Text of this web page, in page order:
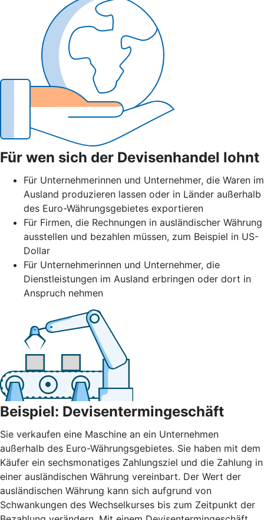
Für wen sich der Devisenhandel lohnt
Für Unternehmerinnen und Unternehmer, die Waren im
Ausland produzieren lassen oder in Länder außerhalb
des Euro-Währungsgebietes exportieren
Für Firmen, die Rechnungen in ausländischer Währung
ausstellen und bezahlen müssen, zum Beispiel in US-
Dollar
Für Unternehmerinnen und Unternehmer, die
Dienstleistungen im Ausland erbringen oder dort in
Anspruch nehmen
Beispiel: Devisentermingeschäft
Sie verkaufen eine Maschine an ein Unternehmen
außerhalb des Euro-Währungsgebietes. Sie haben mit dem
Käufer ein sechsmonatiges Zahlungsziel und die Zahlung in
einer ausländischen Währung vereinbart. Der Wert der
ausländischen Währung kann sich aufgrund von
Schwankungen des Wechselkurses bis zum Zeitpunkt der